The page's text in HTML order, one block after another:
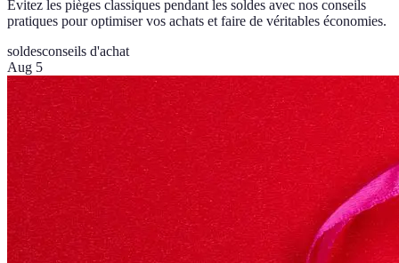
Évitez les pièges classiques pendant les soldes avec nos conseils
pratiques pour optimiser vos achats et faire de véritables économies.
soldesconseils d'achat
Aug 5